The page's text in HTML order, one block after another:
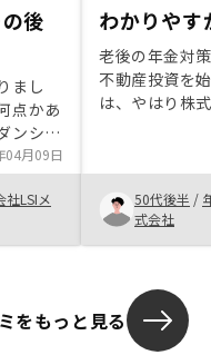
後
まし
点かあ
ンシン
担当者
明い
ただき
られ
ない人
04月09日
社LSIメ
わかりやす
老後の年金対
不動産投資を
は、やはり株
な家賃収入を
中です。50代後半 /
式会社
をもっと見る